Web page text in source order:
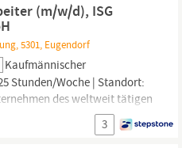
(m/w/d), ISG
5301, Eugendorf
Kaufmännischer
Stunden/Woche | Standort:
des weltweit tätigen
mehr als 115 Ländern
Hälfte aller
3